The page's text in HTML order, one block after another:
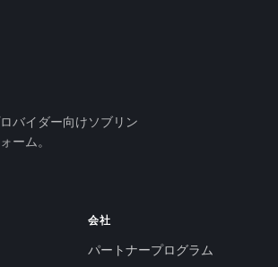
バイダー向けソブリン
ーム。
会社
パートナープログラム